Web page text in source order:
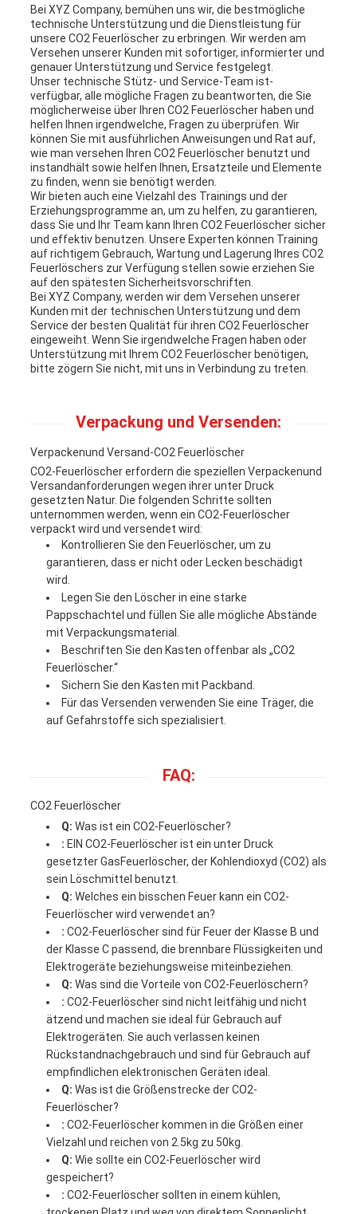
Bei XYZ Company, bemühen uns wir, die bestmögliche
technische Unterstützung und die Dienstleistung für
unsere CO2 Feuerlöscher zu erbringen. Wir werden am
Versehen unserer Kunden mit sofortiger, informierter und
genauer Unterstützung und Service festgelegt.
Unser technische Stütz- und Service-Team ist-
verfügbar, alle mögliche Fragen zu beantworten, die Sie
möglicherweise über Ihren CO2 Feuerlöscher haben und
helfen Ihnen irgendwelche, Fragen zu überprüfen. Wir
können Sie mit ausführlichen Anweisungen und Rat auf,
wie man versehen Ihren CO2 Feuerlöscher benutzt und
instandhält sowie helfen Ihnen, Ersatzteile und Elemente
zu finden, wenn sie benötigt werden.
Wir bieten auch eine Vielzahl des Trainings und der
Erziehungsprogramme an, um zu helfen, zu garantieren,
dass Sie und Ihr Team kann Ihren CO2 Feuerlöscher sicher
und effektiv benutzen. Unsere Experten können Training
auf richtigem Gebrauch, Wartung und Lagerung Ihres CO2
Feuerlöschers zur Verfügung stellen sowie erziehen Sie
auf den spätesten Sicherheitsvorschriften.
Bei XYZ Company, werden wir dem Versehen unserer
Kunden mit der technischen Unterstützung und dem
Service der besten Qualität für ihren CO2 Feuerlöscher
eingeweiht. Wenn Sie irgendwelche Fragen haben oder
Unterstützung mit Ihrem CO2 Feuerlöscher benötigen,
bitte zögern Sie nicht, mit uns in Verbindung zu treten.
Verpackung und Versenden:
Verpackenund Versand-CO2 Feuerlöscher
CO2-Feuerlöscher erfordern die speziellen Verpackenund
Versandanforderungen wegen ihrer unter Druck
gesetzten Natur. Die folgenden Schritte sollten
unternommen werden, wenn ein CO2-Feuerlöscher
verpackt wird und versendet wird:
Kontrollieren Sie den Feuerlöscher, um zu
garantieren, dass er nicht oder Lecken beschädigt
wird.
Legen Sie den Löscher in eine starke
Pappschachtel und füllen Sie alle mögliche Abstände
mit Verpackungsmaterial.
Beschriften Sie den Kasten offenbar als „CO2
Feuerlöscher.“
Sichern Sie den Kasten mit Packband.
Für das Versenden verwenden Sie eine Träger, die
auf Gefahrstoffe sich spezialisiert.
FAQ:
CO2 Feuerlöscher
Q: Was ist ein CO2-Feuerlöscher?
: EIN CO2-Feuerlöscher ist ein unter Druck
gesetzter GasFeuerlöscher, der Kohlendioxyd (CO2) als
sein Löschmittel benutzt.
Q: Welches ein bisschen Feuer kann ein CO2-
Feuerlöscher wird verwendet an?
: CO2-Feuerlöscher sind für Feuer der Klasse B und
der Klasse C passend, die brennbare Flüssigkeiten und
Elektrogeräte beziehungsweise miteinbeziehen.
Q: Was sind die Vorteile von CO2-Feuerlöschern?
: CO2-Feuerlöscher sind nicht leitfähig und nicht
ätzend und machen sie ideal für Gebrauch auf
Elektrogeräten. Sie auch verlassen keinen
Rückstandnachgebrauch und sind für Gebrauch auf
empfindlichen elektronischen Geräten ideal.
Q: Was ist die Größenstrecke der CO2-
Feuerlöscher?
: CO2-Feuerlöscher kommen in die Größen einer
Vielzahl und reichen von 2.5kg zu 50kg.
Q: Wie sollte ein CO2-Feuerlöscher wird
gespeichert?
: CO2-Feuerlöscher sollten in einem kühlen,